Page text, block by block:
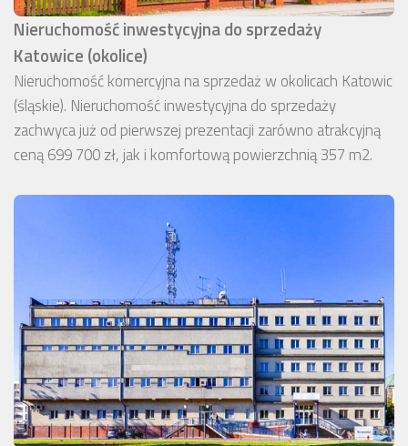
Nieruchomość inwestycyjna do sprzedaży
Katowice (okolice)
Nieruchomość komercyjna na sprzedaż w okolicach Katowic
(śląskie). Nieruchomość inwestycyjna do sprzedaży
zachwyca już od pierwszej prezentacji zarówno atrakcyjną
ceną 699 700 zł, jak i komfortową powierzchnią 357 m2.